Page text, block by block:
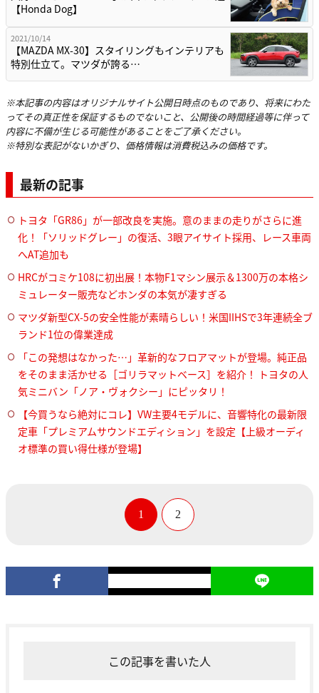
【Honda Dog】
2021/10/14
【MAZDA MX-30】スタイリングもインテリアも
特別仕立て。マツダが誇る…
※本記事の内容はオリジナルサイト公開日時点のものであり、将来にわた
ってその真正性を保証するものでないこと、公開後の時間経過等に伴って
内容に不備が生じる可能性があることをご了承ください。
※特別な表記がないかぎり、価格情報は消費税込みの価格です。
最新の記事
トヨタ「GR86」が一部改良を実施。意のままの走りがさらに進
化！「ソリッドグレー」の復活、3眼アイサイト採用、レース車両
へAT追加も
HRCがコミケ108に初出展！本物F1マシン展示＆1300万の本格シ
ミュレーター販売などホンダの本気が凄すぎる
マツダ新型CX-5の安全性能が素晴らしい！米国IIHSで3年連続全ブ
ランド1位の偉業達成
「この発想はなかった…」革新的なフロアマットが登場。純正品
をそのまま活かせる［ゴリラマットベース］を紹介！ トヨタの人
気ミニバン「ノア・ヴォクシー」にピッタリ！
【今買うなら絶対にコレ】VW主要4モデルに、音響特化の最新限
定車「プレミアムサウンドエディション」を設定【上級オーディ
オ標準の買い得仕様が登場】
1 2
この記事を書いた人